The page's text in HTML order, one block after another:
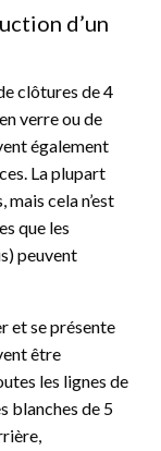
d’un
clôtures de 4
verre ou de
également
La plupart
cela n’est
que les
peuvent
et se présente
être
les lignes de
blanches de 5